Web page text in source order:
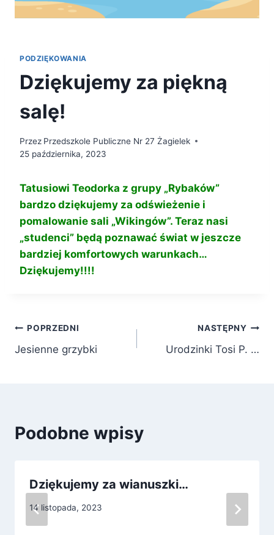
PODZIĘKOWANIA
Dziękujemy za piękną
salę!
Przez Przedszkole Publiczne Nr 27 Żagielek
25 października, 2023
Tatusiowi Teodorka z grupy „Rybaków”
bardzo dziękujemy za odświeżenie i
pomalowanie sali „Wikingów”. Teraz nasi
„studenci” będą poznawać świat w jeszcze
bardziej komfortowych warunkach…
Dziękujemy!!!!
Nawigacja
wpisu
POPRZEDNI
Jesienne grzybki
NASTĘPNY
Urodzinki Tosi P. …
Podobne wpisy
Dziękujemy za wianuszki…
14 listopada, 2023